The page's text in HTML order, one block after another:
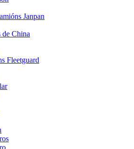
Janpan
de China
Fleetguard